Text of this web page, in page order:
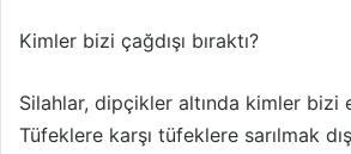
Kimler bizi çağdışı bıraktı?
Silahlar, dipçikler altında kimler bizi
Tüfeklere karşı tüfeklere sarılmak